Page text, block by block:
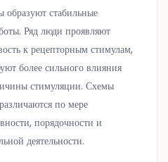
образуют стабильные
Ряд люди проявляют
к рецепторным стимулам,
более сильного влияния
стимуляции. Схемы
по мере
порядочности и
деятельности.